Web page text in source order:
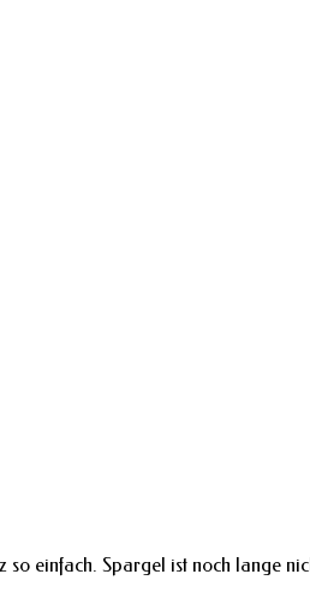
einfach. Spargel ist noch lange